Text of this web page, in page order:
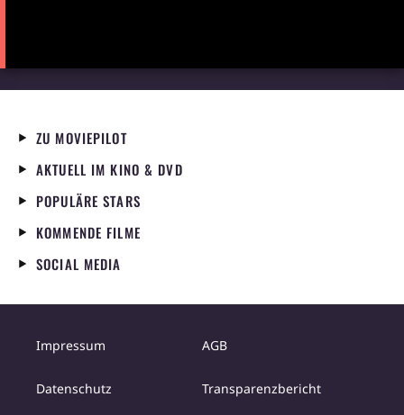
ZU MOVIEPILOT
AKTUELL IM KINO & DVD
POPULÄRE STARS
KOMMENDE FILME
SOCIAL MEDIA
Impressum AGB
Datenschutz Transparenzbericht